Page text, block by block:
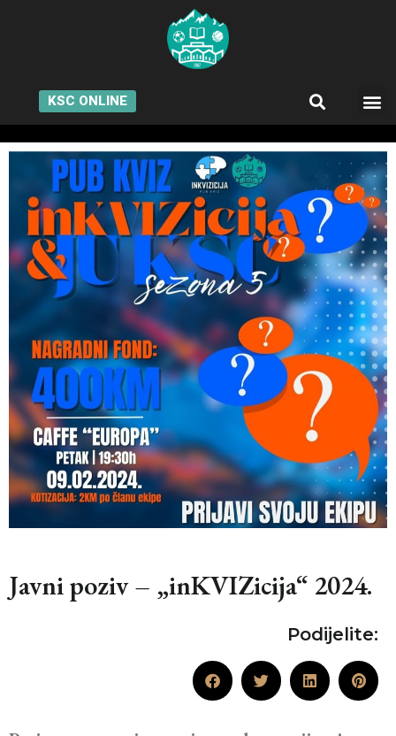
KSC ONLINE
Javni poziv – „inKVIZicija“ 2024.
Podijelite: